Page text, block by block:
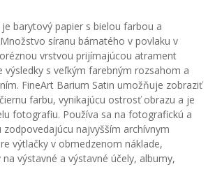
barytový papier s bielou farbou a
síranu bárnatého v povlaku v
vrstvou prijímajúcou atrament
výsledky s veľkým farebným rozsahom a
FineArt Barium Satin umožňuje zobraziť
farbu, vynikajúcu ostrosť obrazu a je
fotografiu. Používa sa na fotografickú a
zodpovedajúcu najvyšším archívnym
výtlačky v obmedzenom náklade,
výstavné a výstavné účely, albumy,